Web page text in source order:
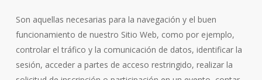
Son aquellas necesarias para la navegación y el buen
funcionamiento de nuestro Sitio Web, como por ejemplo,
controlar el tráfico y la comunicación de datos, identificar la
sesión, acceder a partes de acceso restringido, realizar la